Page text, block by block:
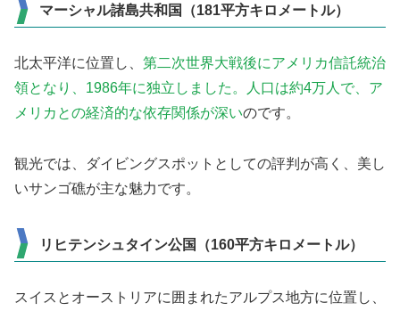
マーシャル諸島共和国（181平方キロメートル）
北太平洋に位置し、 第二次世界大戦後にアメリカ信託統治
領となり、1986年に独立しました。人口は約4万人で、ア
メリカとの経済的な依存関係が深いのです。
観光では、ダイビングスポットとしての評判が高く、美し
いサンゴ礁が主な魅力です。
リヒテンシュタイン公国（160平方キロメートル）
スイスとオーストリアに囲まれたアルプス地方に位置し、